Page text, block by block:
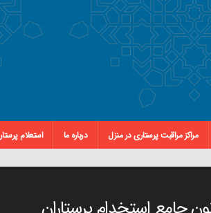
مراکز مراقبت پرستاری در منزل درباره ما استعلام پرستار